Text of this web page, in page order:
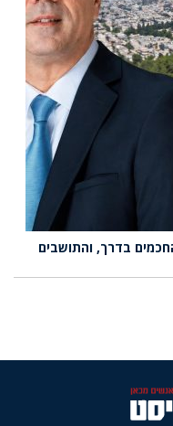
בדרך, והתושבים